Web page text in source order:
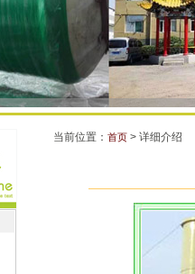
当前位置： 首页 > 详细介绍